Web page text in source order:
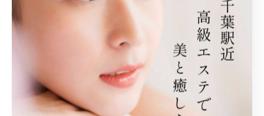
千葉県千葉市中央区には多くの痩身エステサロンがあ
り、それぞれに特徴や強みがあります。サロンを比較す
る際は、導入している機器や施術メニューの豊富さ、ス
タッフの対応、価格設定などを確認しましょう。特に最
新機器スカルトゥライザーを導入しているサロンは、部
分痩せや引き締め効果で高い満足度を得ている傾向があ